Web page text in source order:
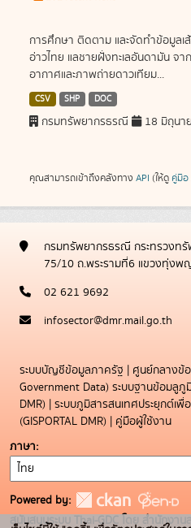
การศึกษา ติดตาม และจัดทำข้อมูลเ
อ่าวไทย แลชายฝั่งทะเลอันดามัน จ
อากาศและภาพถ่ายดาวเทียม...
CSV SHP DOC
กรมทรัพยากรธรณี 18 มิถุนา
คุณสามารถเข้าถึงคลังทาง API (ให้ดู คู่มือ
กรมทรัพยากรธรณี กระทรวงทรั
75/10 ถ.พระรามที่6 แขวงทุ่งพ
02 621 9692
infosector@dmr.mail.go.th
ระบบบัญชีข้อมูลภาครัฐ | ศูนย์กลางข้
Government Data) ระบบฐานข้อมลู
DMR) | ระบบภูมิสารสนเทศประยุกต์เ
(GISPORTAL DMR) | คู่มือผู้ใช้งาน
ภาษา
Powered by:
สนับสนุนระบบ Thai-GDC โดย สำนักงา